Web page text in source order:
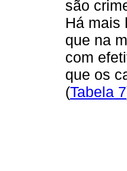
são
Há mais
que na
com
que os
(Tabela 7